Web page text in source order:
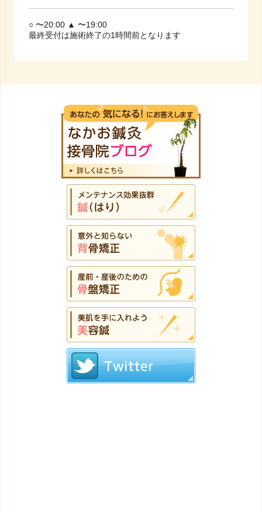
○ 〜20:00 ▲ 〜19:00
最終受付は施術終了の1時間前となります